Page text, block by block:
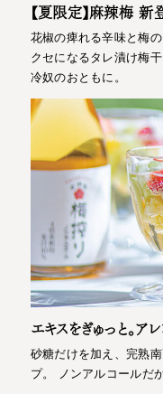
【夏限定】麻辣梅 新
花椒の痺れる辛味と梅
クセになるタレ漬け梅干
冷奴のおともに。
エキスをぎゅっと。ア
砂糖だけを加え、完熟
プ。 ノンアルコールだ